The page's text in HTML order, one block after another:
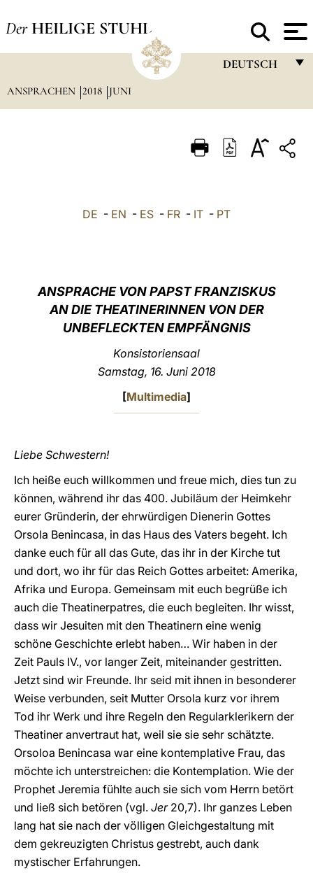
Der HEILIGE STUHL
DEUTSCH
ITALIANO
中文
LATINE
ANSPRACHEN 2018 JUNI
DE - EN - ES - FR - IT - PT
ANSPRACHE VON PAPST FRANZISKUS
AN DIE THEATINERINNEN VON DER
UNBEFLECKTEN EMPFÄNGNIS
Konsistoriensaal
Samstag, 16. Juni 2018
[Multimedia]
Liebe Schwestern!
Ich heiße euch willkommen und freue mich, dies tun zu
können, während ihr das 400. Jubiläum der Heimkehr
eurer Gründerin, der ehrwürdigen Dienerin Gottes
Orsola Benincasa, in das Haus des Vaters begeht. Ich
danke euch für all das Gute, das ihr in der Kirche tut
und dort, wo ihr für das Reich Gottes arbeitet: Amerika,
Afrika und Europa. Gemeinsam mit euch begrüße ich
auch die Theatinerpatres, die euch begleiten. Ihr wisst,
dass wir Jesuiten mit den Theatinern eine wenig
schöne Geschichte erlebt haben… Wir haben in der
Zeit Pauls IV., vor langer Zeit, miteinander gestritten.
Jetzt sind wir Freunde. Ihr seid mit ihnen in besonderer
Weise verbunden, seit Mutter Orsola kurz vor ihrem
Tod ihr Werk und ihre Regeln den Regularklerikern der
Theatiner anvertraut hat, weil sie sie sehr schätzte.
Orsoloa Benincasa war eine kontemplative Frau, das
möchte ich unterstreichen: die Kontemplation. Wie der
Prophet Jeremia fühlte auch sie sich vom Herrn betört
und ließ sich betören (vgl. Jer 20,7). Ihr ganzes Leben
lang hat sie nach der völligen Gleichgestaltung mit
dem gekreuzigten Christus gestrebt, auch dank
mystischer Erfahrungen.